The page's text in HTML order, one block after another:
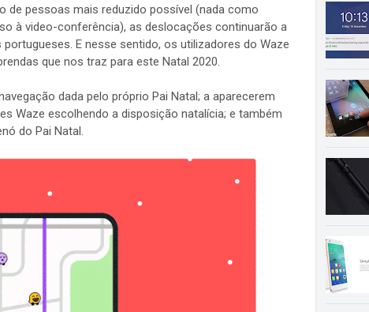
pessoas mais reduzido possível (nada como
à video-conferência), as deslocações continuarão a
E nesse sentido, os utilizadores do Waze
que nos traz para este Natal 2020.
dada pelo próprio Pai Natal; a aparecerem
Waze escolhendo a disposição natalícia; e também
do Pai Natal.